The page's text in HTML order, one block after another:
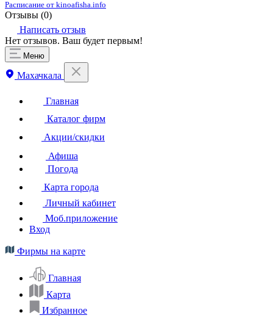
Расписание от kinoafisha.info
Отзывы (0)
Написать отзыв
Нет отзывов. Ваш будет первым!
Меню
Махачкала
Главная
Каталог фирм
Акции/скидки
Афиша
Погода
Карта города
Личный кабинет
Моб.приложение
Вход
Фирмы на карте
Главная
Карта
Избранное